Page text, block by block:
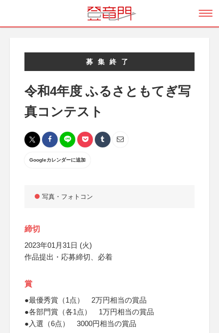
募集終了
令和4年度 ふるさともてぎ写
真コンテスト
Googleカレンダーに追加
写真・フォトコン
締切
2023年01月31日 (火)
作品提出・応募締切、必着
賞
●最優秀賞（1点） 2万円相当の賞品
●各部門賞（各1点） 1万円相当の賞品
●入選（6点） 3000円相当の賞品